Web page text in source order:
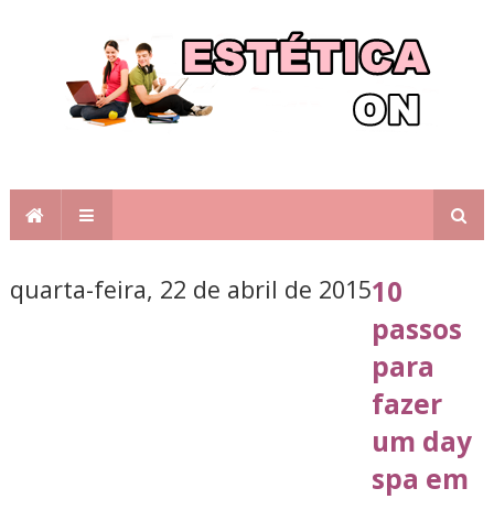
quarta-feira, 22 de abril de 201510
passos
para
fazer
um day
spa em